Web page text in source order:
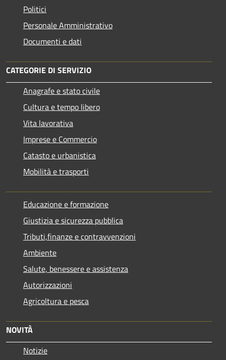
Politici
Personale Amministrativo
Documenti e dati
CATEGORIE DI SERVIZIO
Anagrafe e stato civile
Cultura e tempo libero
Vita lavorativa
Imprese e Commercio
Catasto e urbanistica
Mobilità e trasporti
Educazione e formazione
Giustizia e sicurezza pubblica
Tributi,finanze e contravvenzioni
Ambiente
Salute, benessere e assistenza
Autorizzazioni
Agricoltura e pesca
NOVITÀ
Notizie